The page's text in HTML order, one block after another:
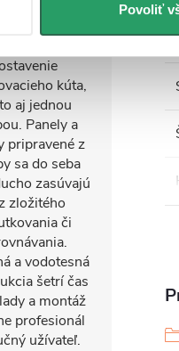
Povoliť
kúta,
aj jednou
Panely a
pripravené z
sa do seba
zasúvajú
zložitého
či
a vodotesná
šetrí čas
a montáž
profesionál
užívateľ.